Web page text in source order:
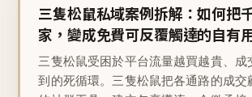
三隻松鼠私域案例拆解：如何把
家，變成免費可反覆觸達的自有
三隻松鼠受困於平台流量越買越貴、成
到的死循環。三隻松鼠把各通路的成交